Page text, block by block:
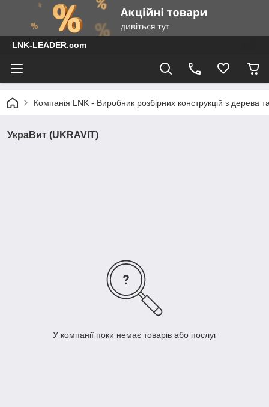
LNK-LEADER.com
Компанія LNK - Виробник розбірних конструкцій з дерева
УкраВит (UKRAVIT)
У компанії поки немає товарів або послуг